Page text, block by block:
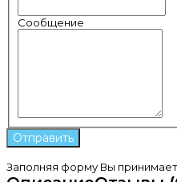
Сообщение
Заполняя форму Вы